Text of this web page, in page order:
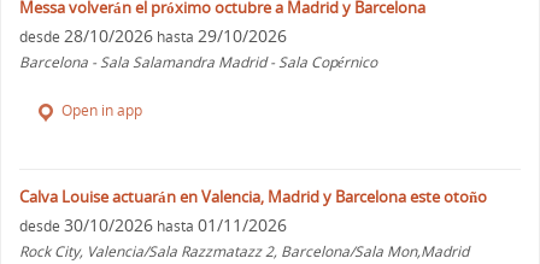
Messa volverán el próximo octubre a Madrid y Barcelona
desde 28/10/2026 hasta 29/10/2026
Barcelona - Sala Salamandra Madrid - Sala Copérnico
Open in app
Calva Louise actuarán en Valencia, Madrid y Barcelona este otoño
desde 30/10/2026 hasta 01/11/2026
Rock City, Valencia/Sala Razzmatazz 2, Barcelona/Sala Mon,Madrid